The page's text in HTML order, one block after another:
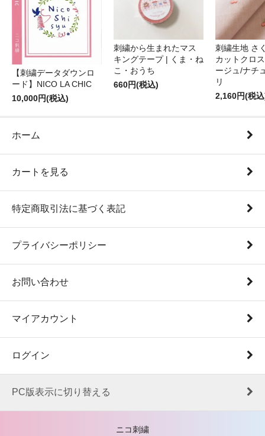
【刺繍データダウンロ
ード】NICO LA CHIC
10,000円(税込)
刺繍から生まれたマス
キングテープ | くま・ね
こ・おうち
660円(税込)
刺繍生地 さ
カットクロ
ージュ/ナチ
リ
2,160円(税
ホーム
カートを見る
特定商取引法に基づく表記
プライバシーポリシー
お問い合わせ
マイアカウント
ログイン
PC版表示に切り替える
ニコ刺繍